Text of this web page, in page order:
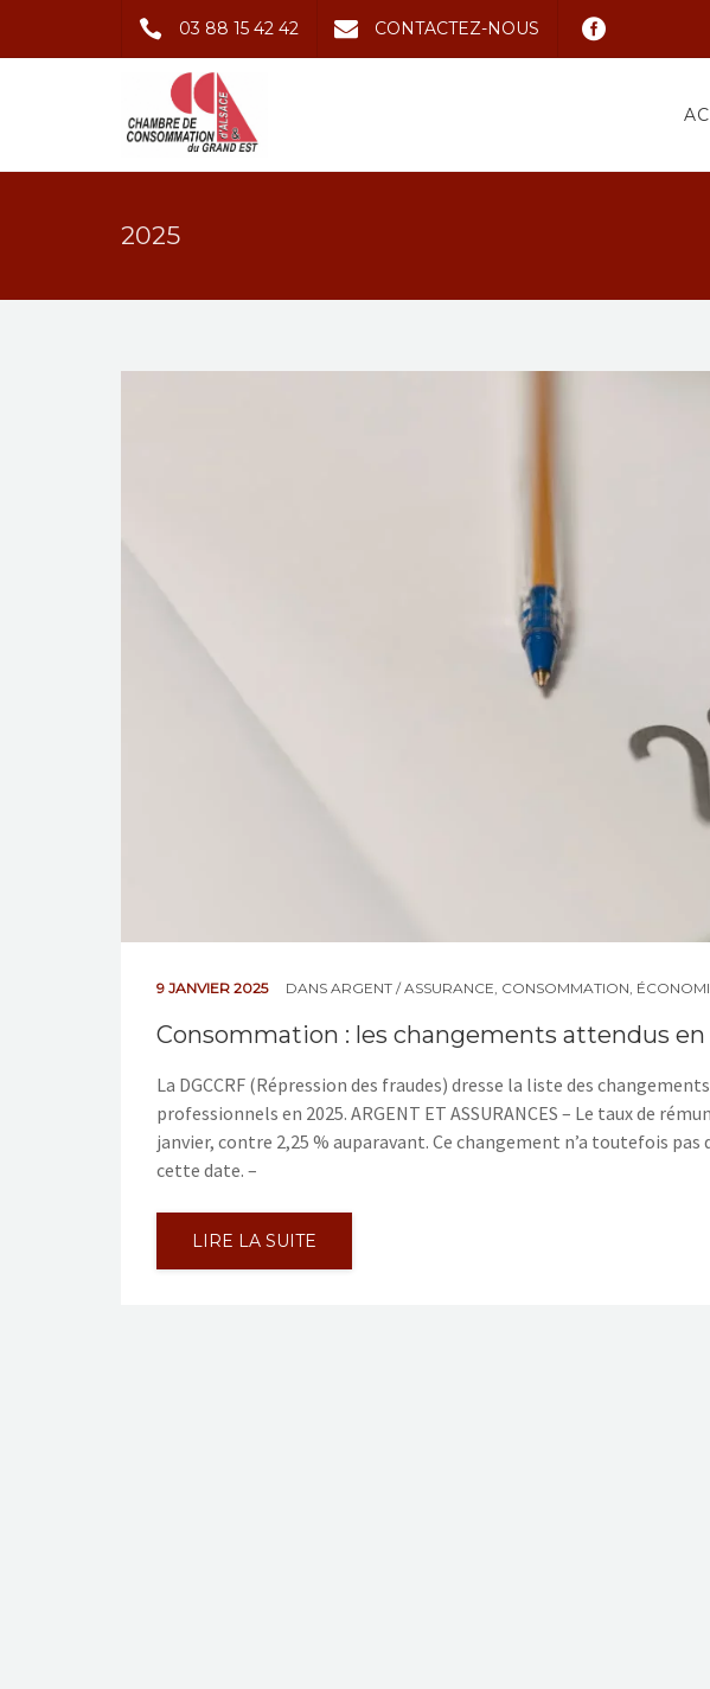
03 88 15 42 42 CONTACTEZ-NOUS
2025
9 JANVIER 2025 DANS ARGENT / ASSURANCE, CONSOMMATION,
Consommation : les changements attendus en
La DGCCRF (Répression des fraudes) dresse la liste des
professionnels en 2025. ARGENT ET ASSURANCES – Le taux de
janvier, contre 2,25 % auparavant. Ce changement n’a toutefois
cette date. –
LIRE LA SUITE